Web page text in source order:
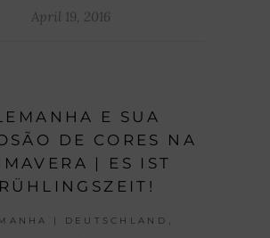
April 19, 2016
E SUA
DE CORES NA
| ES IST
| DEUTSCHLAND